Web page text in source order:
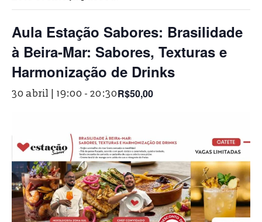
Aula Estação Sabores: Brasilidade
à Beira-Mar: Sabores, Texturas e
Harmonização de Drinks
30 abril | 19:00 - 20:30R$50,00